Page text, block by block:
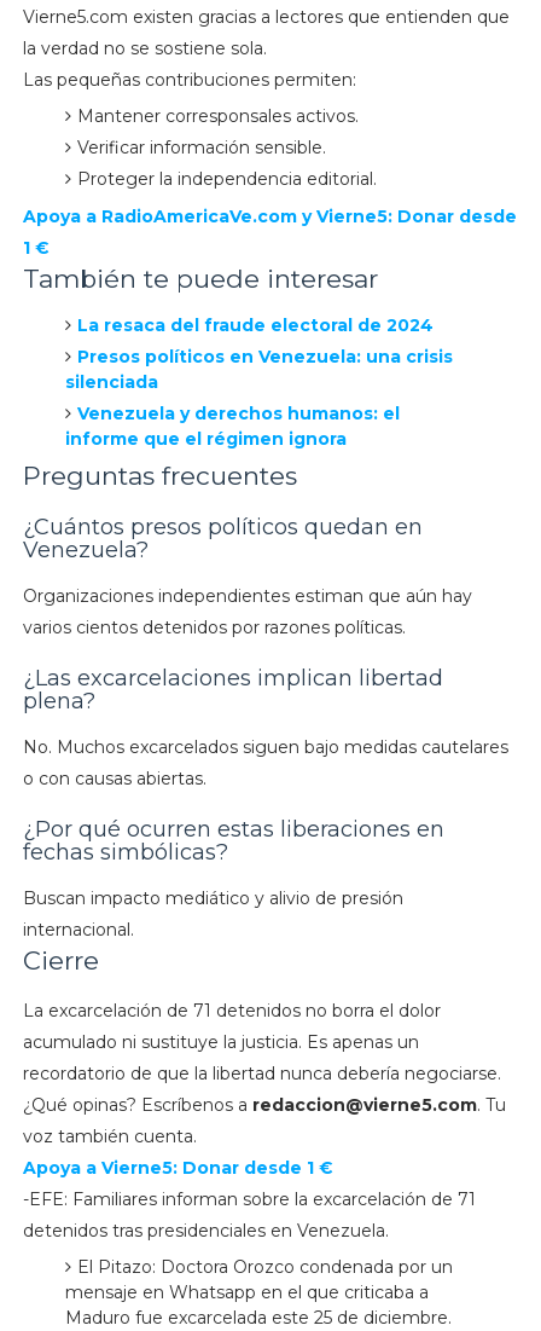
Vierne5.com existen gracias a lectores que entienden que
la verdad no se sostiene sola.
Las pequeñas contribuciones permiten:
Mantener corresponsales activos.
Verificar información sensible.
Proteger la independencia editorial.
Apoya a RadioAmericaVe.com yVierne5: Donar desde
1 €
También te puede interesar
La resaca del fraude electoral de 2024
Presos políticos en Venezuela: una crisis
silenciada
Venezuela y derechos humanos: el
informe que el régimen ignora
Preguntas frecuentes
¿Cuántos presos políticos quedan en
Venezuela?
Organizaciones independientes estiman que aún hay
varios cientos detenidos por razones políticas.
¿Las excarcelaciones implican libertad
plena?
No. Muchos excarcelados siguen bajo medidas cautelares
o con causas abiertas.
¿Por qué ocurren estas liberaciones en
fechas simbólicas?
Buscan impacto mediático y alivio de presión
internacional.
Cierre
La excarcelación de 71 detenidos no borra el dolor
acumulado ni sustituye la justicia. Es apenas un
recordatorio de que la libertad nunca debería negociarse.
¿Qué opinas? Escríbenos a redaccion@vierne5.com. Tu
voz también cuenta.
Apoya a Vierne5: Donar desde 1 €
-EFE: Familiares informan sobre la excarcelación de 71
detenidos tras presidenciales en Venezuela.
El Pitazo: Doctora Orozco condenada por un
mensaje en Whatsapp en el que criticaba a
Maduro fue excarcelada este 25 de diciembre.